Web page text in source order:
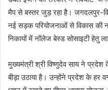
मैप से बस्तर जुड़ रहा है। जगदलपुर-
नई सड़क परियोजनाओं से विकास की
निकायों में नॉलेज बेस्ड सोसाइटी हेतु
मुख्यमंत्री श्री विष्णुदेव साय ने
बीड़ा उठाया है। उन्होंने प्रदेश के हर